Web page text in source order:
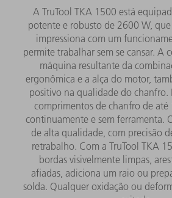
A TruTool TKA 1500 está
potente e robusto de 2600 W,
impressiona com um
permite trabalhar sem se cansar. A
máquina resultante da
ergonômica e a alça do motor,
positivo na qualidade do chanfro.
comprimentos de chanfro de até
continuamente e sem ferramenta.
de alta qualidade, com precisão
retrabalho. Com a TruTool TKA
bordas visivelmente limpas,
afiadas, adiciona um raio ou
solda. Qualquer oxidação ou